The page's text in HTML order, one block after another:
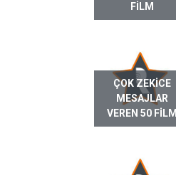
FILM
ÇOK ZEKICE
MESAJLAR
VEREN 50 FILM